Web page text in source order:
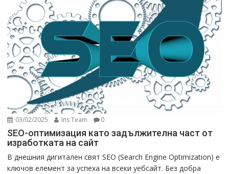
03/02/2025 Ins Team 0
SEO-оптимизация като задължителна част от
изработката на сайт
В днешния дигитален свят SEO (Search Engine Optimization) е
ключов елемент за успеха на всеки уебсайт. Без добра